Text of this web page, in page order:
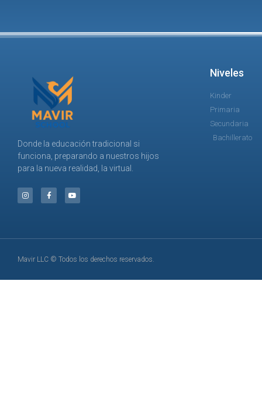
Donde la educación tradicional si
funciona, preparando a nuestros hijos
para la nueva realidad, la virtual.
Niveles
Kinder
Primaria
Secundaria
Bachillerato
Mavir LLC © Todos los derechos reservados.